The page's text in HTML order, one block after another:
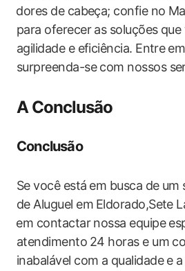
⁤dores de cabeça; confie no
para​ oferecer as soluções
agilidade e eficiência. Entre⁢
surpreenda-se​ com nossos
A ‌Conclusão
Conclusão
Se você está ⁣em busca ‌de
de Aluguel em ⁣Eldorado,Sete
⁤em contactar ‌nossa equipe
atendimento⁣ 24‍ horas ​e um
inabalável‌ com‍ a qualidade‌ e